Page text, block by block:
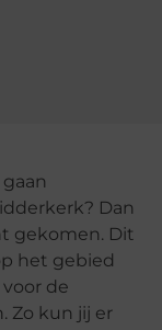
Dan
gekomen. Dit
het gebied
de
Zo kun jij er